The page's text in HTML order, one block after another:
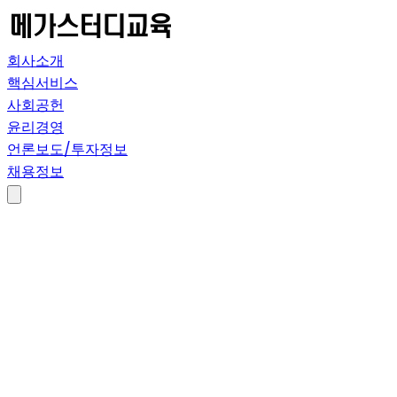
회사소개
핵심서비스
사회공헌
윤리경영
언론보도/투자정보
채용정보